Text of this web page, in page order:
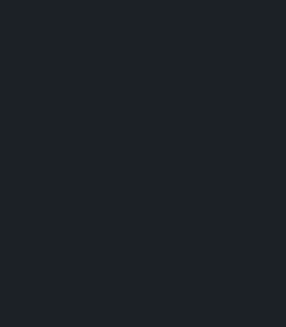
มนติก, Wuxia, ลึกลับ